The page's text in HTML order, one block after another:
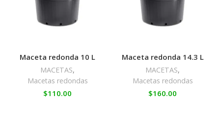
Maceta redonda 10 L
MACETAS,
Macetas redondas
$110.00
Maceta redonda 14.3 L
MACETAS,
Macetas redondas
$160.00